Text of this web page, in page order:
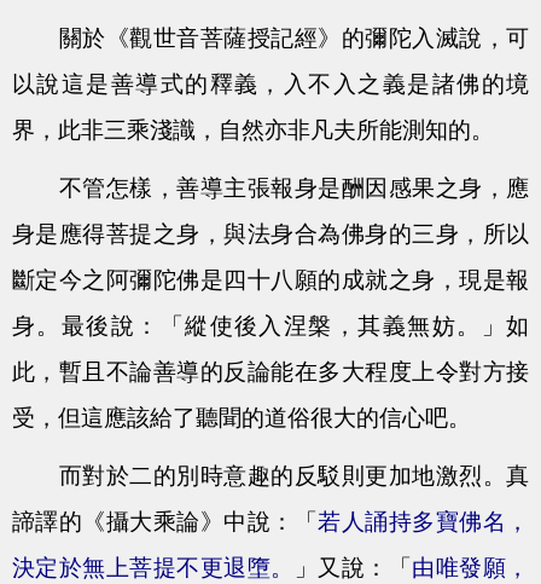
關於《觀世音菩薩授記經》的彌陀入滅說，可
以說這是善導式的釋義，入不入之義是諸佛的境
界，此非三乘淺識，自然亦非凡夫所能測知的。
不管怎樣，善導主張報身是酬因感果之身，應
身是應得菩提之身，與法身合為佛身的三身，所以
斷定今之阿彌陀佛是四十八願的成就之身，現是報
身。最後說：「縱使後入涅槃，其義無妨。」如
此，暫且不論善導的反論能在多大程度上令對方接
受，但這應該給了聽聞的道俗很大的信心吧。
而對於二的別時意趣的反駁則更加地激烈。真
諦譯的《攝大乘論》中說：「 若人誦持多寶佛名，
決定於無上菩提不更退墮。
」又說：「 由唯發願，